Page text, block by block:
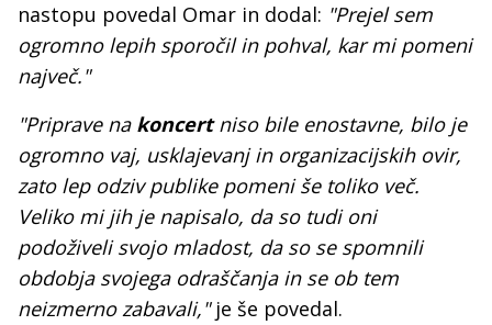
nastopu povedal Omar in dodal: "Prejel sem
ogromno lepih sporočil in pohval, kar mi pomeni
največ."
"Priprave na koncertniso bile enostavne, bilo je
ogromno vaj, usklajevanj in organizacijskih ovir,
zato lep odziv publike pomeni še toliko več.
Veliko mi jih je napisalo, da so tudi oni
podoživeli svojo mladost, da so se spomnili
obdobja svojega odraščanja in se ob tem
neizmerno zabavali,"je še povedal.